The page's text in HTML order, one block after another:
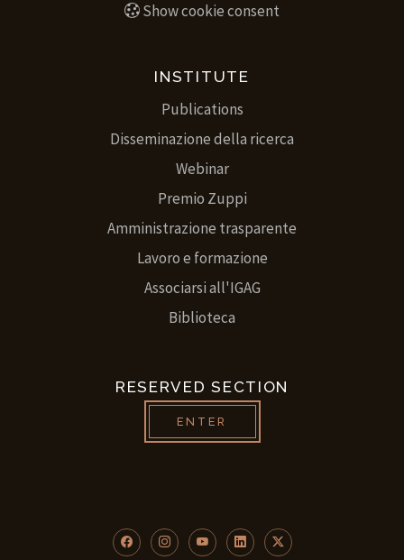
Show cookie consent
INSTITUTE
Publications
Disseminazione della ricerca
Webinar
Premio Zuppi
Amministrazione trasparente
Lavoro e formazione
Associarsi all'IGAG
Biblioteca
RESERVED SECTION
ENTER
FacebookInstagramYouTubeLinkedInTwitter/X